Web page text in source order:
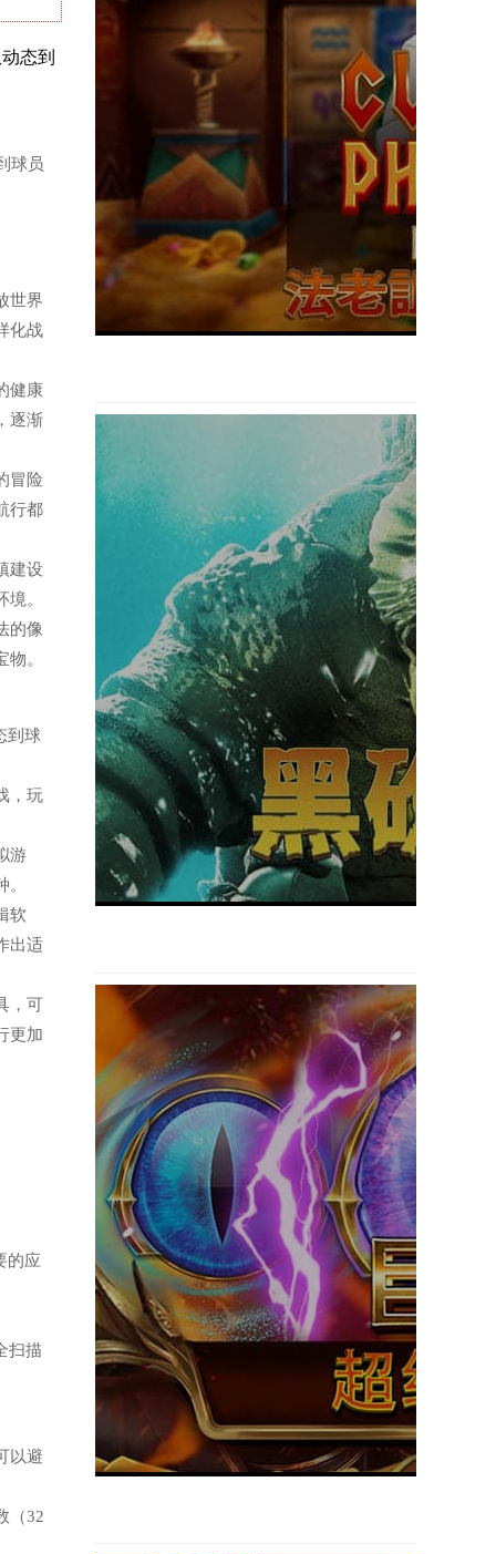
态到
球员
世界
化战
健康
逐渐
冒险
行都
建设
。
的像
。
到球
，玩
游
软
出适
，可
更加
的应
扫描
以避
（32